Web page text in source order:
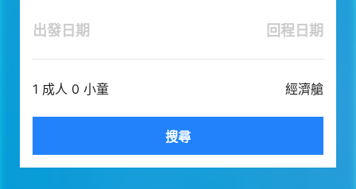
出發日期 回程日期
1 成人 0 小童 經濟艙
搜尋